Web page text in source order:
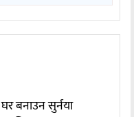
घर बनाउन सुर्नया